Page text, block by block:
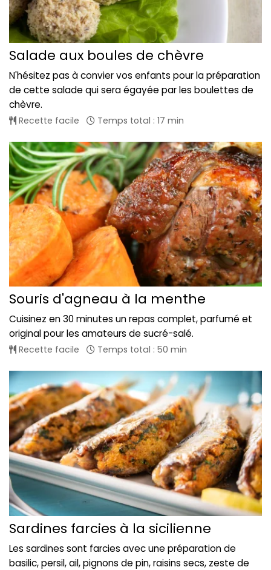
Salade aux boules de chèvre
N'hésitez pas à convier vos enfants pour la préparation
de cette salade qui sera égayée par les boulettes de
chèvre.
Recette facile Temps total : 17 min
Souris d'agneau à la menthe
Cuisinez en 30 minutes un repas complet, parfumé et
original pour les amateurs de sucré-salé.
Recette facile Temps total : 50 min
Sardines farcies à la sicilienne
Les sardines sont farcies avec une préparation de
basilic, persil, ail, pignons de pin, raisins secs, zeste de